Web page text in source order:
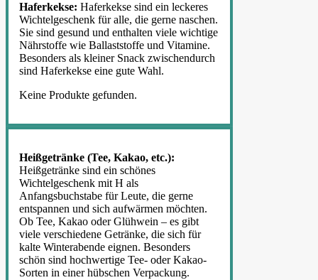
Haferkekse: Haferkekse sind ein leckeres
Wichtelgeschenk für alle, die gerne naschen.
Sie sind gesund und enthalten viele wichtige
Nährstoffe wie Ballaststoffe und Vitamine.
Besonders als kleiner Snack zwischendurch
sind Haferkekse eine gute Wahl.
Keine Produkte gefunden.
Heißgetränke (Tee, Kakao, etc.):
Heißgetränke sind ein schönes
Wichtelgeschenk mit H als
Anfangsbuchstabe für Leute, die gerne
entspannen und sich aufwärmen möchten.
Ob Tee, Kakao oder Glühwein – es gibt
viele verschiedene Getränke, die sich für
kalte Winterabende eignen. Besonders
schön sind hochwertige Tee- oder Kakao-
Sorten in einer hübschen Verpackung.